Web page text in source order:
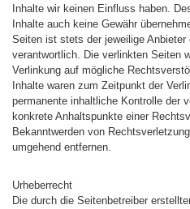
Inhalte wir keinen Einfluss haben.
Inhalte auch keine Gewähr
Seiten ist stets der jeweilige Anbieter
verantwortlich. Die verlinkten Seiten
Verlinkung auf mögliche
Inhalte waren zum Zeitpunkt der
permanente inhaltliche Kontrolle der
konkrete Anhaltspunkte einer
Bekanntwerden von
umgehend entfernen.
Urheberrecht
Die durch die Seitenbetreiber